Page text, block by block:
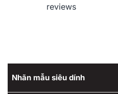
reviews
Nhãn mẫu siêu dính